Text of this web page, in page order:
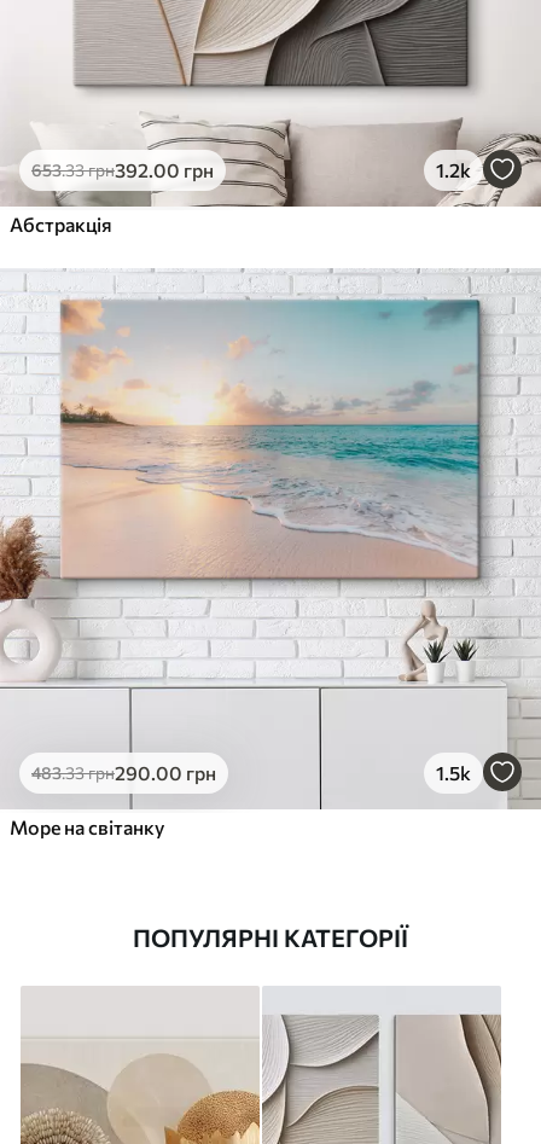
653.33грн392.00 грн 1.2k
Абстракція
483.33грн290.00 грн 1.5k
Море на світанку
ПОПУЛЯРНІ КАТЕГОРІЇ